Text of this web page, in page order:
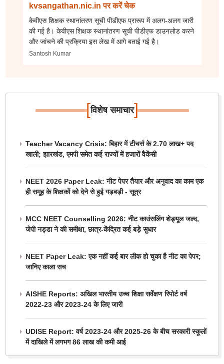
kvsangathan.nic.in पर करें चेक
केवीएस शिक्षक स्थानांतरण सूची पीडीएफ प्रारूप में अलग-अलग जारी
की गई है। केवीएस शिक्षक स्थानांतरण सूची पीडीएफ डाउनलोड करने
और जांचने की प्रक्रिया इस लेख में आगे बताई गई है।
Santosh Kumar
[विशेष समाचार]
Teacher Vacancy Crisis: बिहार में टीचर्स के 2.70 लाख+ पद
खाली; झारखंड, एमपी समेत कई राज्यों में हजारों वैकेंसी
NEET 2026 Paper Leak: नीट पेपर तैयार और अनुवाद का काम एक
ही समूह के शिक्षकों को देने से हुई गड़बड़ी - सूत्र
MCC NEET Counselling 2026: नीट काउंसलिंग शेड्यूल जल्द,
जेपी नड्डा ने की समीक्षा, छात्र-केंद्रित कई बड़े सुधार
NEET Paper Leak: एक नहीं कई बार लीक हो चुका है नीट का पेपर;
जानिए काला सच
AISHE Reports: अखिल भारतीय उच्च शिक्षा सर्वेक्षण रिपोर्ट वर्ष
2022-23 और 2023-24 के लिए जारी
UDISE Report: वर्ष 2023-24 और 2025-26 के बीच सरकारी स्कूलों
में दाखिले में लगभग 86 लाख की कमी आई